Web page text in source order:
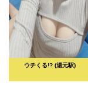
ウチくる!? (湯元駅)